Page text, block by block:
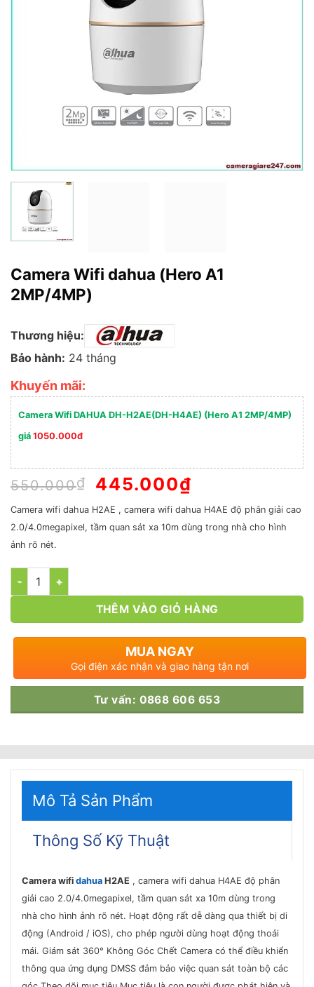
Camera Wifi dahua (Hero A1
2MP/4MP)
Thương hiệu:
Bảo hành: 24 tháng
Khuyến mãi:
Camera Wifi DAHUA DH-H2AE(DH-H4AE) (Hero A1 2MP/4MP)
giá 1050.000đ
550.000₫
Giá
gốc
là:
550.000₫.
445.000₫
tại
là:
445.000₫.
Camera wifi dahua H2AE , camera wifi dahua H4AE độ phân giải cao
2.0/4.0megapixel, tầm quan sát xa 10m dùng trong nhà cho hình
ảnh rõ nét.
Số lượng
THÊM VÀO GIỎ HÀNG
MUA NGAY
Gọi điện xác nhận và giao hàng tận nơi
Tư vấn: 0868 606 653
Mô Tả Sản Phẩm
Thông Số Kỹ Thuật
Camera wifi dahua H2AE , camera wifi dahua H4AE độ phân
giải cao 2.0/4.0megapixel, tầm quan sát xa 10m dùng trong
nhà cho hình ảnh rõ nét. Hoạt động rất dễ dàng qua thiết bị di
động (Android / iOS), cho phép người dùng hoạt động thoải
mái. Giám sát 360° Không Góc Chết Camera có thể điều khiển
thông qua ứng dụng DMSS đảm bảo việc quan sát toàn bộ các